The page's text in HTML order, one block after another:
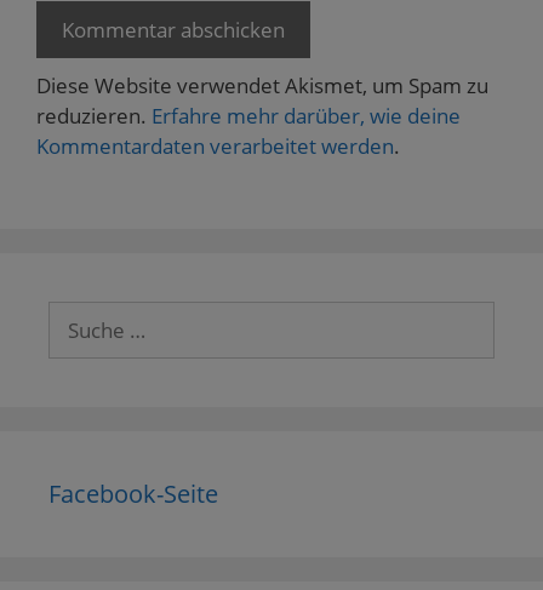
Diese Website verwendet Akismet, um Spam zu
reduzieren. Erfahre mehr darüber, wie deine
Kommentardaten verarbeitet werden.
nach:
Facebook-Seite